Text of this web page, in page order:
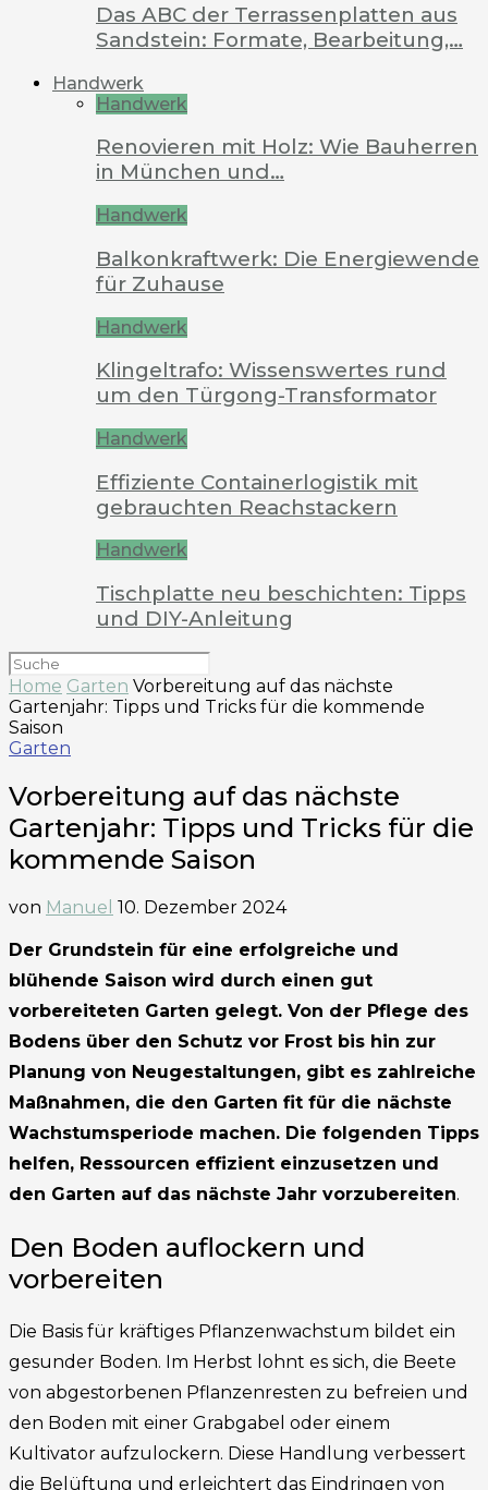
Das ABC der Terrassenplatten aus
Sandstein: Formate, Bearbeitung,…
Handwerk
Handwerk
Renovieren mit Holz: Wie Bauherren
in München und…
Handwerk
Balkonkraftwerk: Die Energiewende
für Zuhause
Handwerk
Klingeltrafo: Wissenswertes rund
um den Türgong-Transformator
Handwerk
Effiziente Containerlogistik mit
gebrauchten Reachstackern
Handwerk
Tischplatte neu beschichten: Tipps
und DIY-Anleitung
Home Garten Vorbereitung auf das nächste
Gartenjahr: Tipps und Tricks für die kommende
Saison
Garten
Vorbereitung auf das nächste
Gartenjahr: Tipps und Tricks für die
kommende Saison
von Manuel 10. Dezember 2024
Der Grundstein für eine erfolgreiche und
blühende Saison wird durch einen gut
vorbereiteten Garten gelegt. Von der Pflege des
Bodens über den Schutz vor Frost bis hin zur
Planung von Neugestaltungen, gibt es zahlreiche
Maßnahmen, die den Garten fit für die nächste
Wachstumsperiode machen. Die folgenden Tipps
helfen, Ressourcen effizient einzusetzen und
den Garten auf das nächste Jahr vorzubereiten.
Den Boden auflockern und
vorbereiten
Die Basis für kräftiges Pflanzenwachstum bildet ein
gesunder Boden. Im Herbst lohnt es sich, die Beete
von abgestorbenen Pflanzenresten zu befreien und
den Boden mit einer Grabgabel oder einem
Kultivator aufzulockern. Diese Handlung verbessert
die Belüftung und erleichtert das Eindringen von